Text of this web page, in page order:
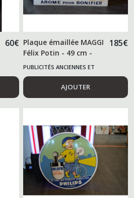
60€ Plaque émaillée MAGGI
Félix Potin - 49 cm -
185€
PUBLICITÉS ANCIENNES ET
ALIMENTAIRES
AJOUTER